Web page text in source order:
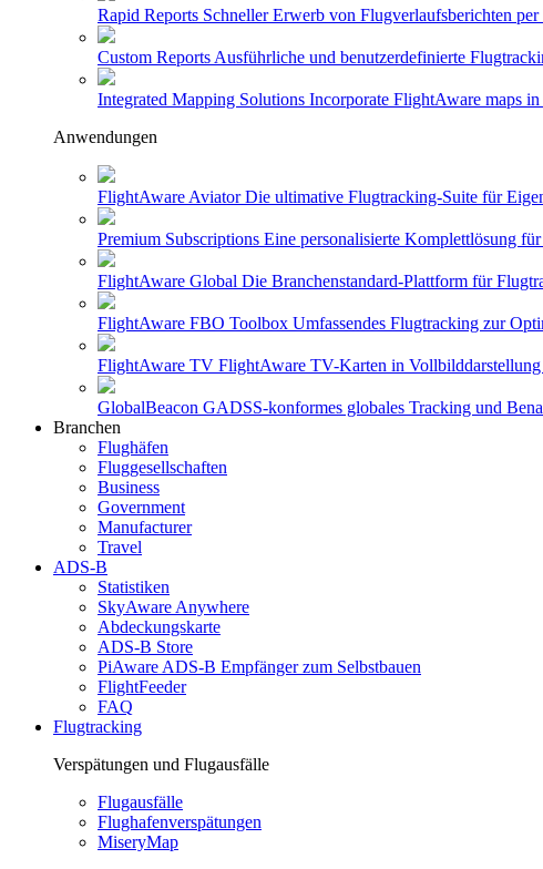
Rapid Reports Schneller Erwerb von Flugverlaufsberichten
Custom Reports Ausführliche und benutzerdefinierte
Integrated Mapping Solutions Incorporate FlightAware maps
Anwendungen
FlightAware Aviator Die ultimative Flugtracking-Suite für
Premium Subscriptions Eine personalisierte Komplettlösung
FlightAware Global Die Branchenstandard-Plattform für
FlightAware FBO Toolbox Umfassendes Flugtracking zur
FlightAware TV FlightAware TV-Karten in
GlobalBeacon GADSS-konformes globales Tracking und
Branchen
Flughäfen
Fluggesellschaften
Business
Government
Manufacturer
Travel
ADS-B
Statistiken
SkyAware Anywhere
Abdeckungskarte
ADS-B Store
PiAware ADS-B Empfänger zum Selbstbauen
FlightFeeder
FAQ
Flugtracking
Verspätungen und Flugausfälle
Flugausfälle
Flughafenverspätungen
MiseryMap